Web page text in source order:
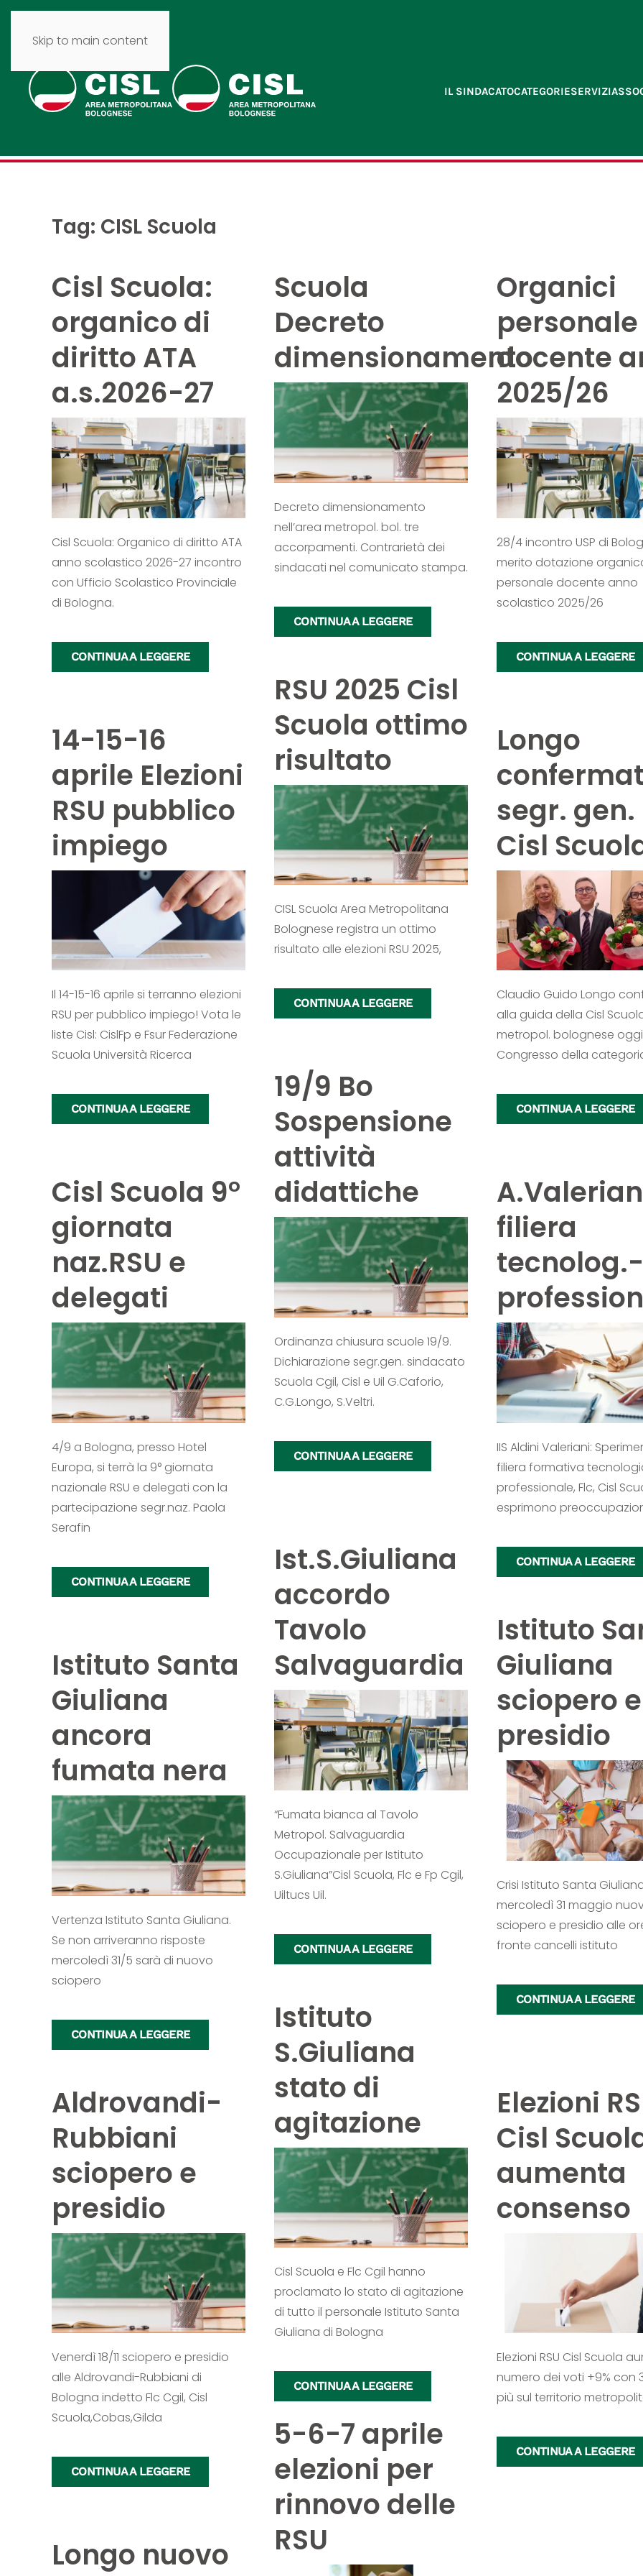
Skip to main content
IL SINDACATOCATEGORIESERVIZI
Tag: CISL Scuola
Cisl Scuola:
organico di
diritto ATA
a.s.2026-27
Cisl Scuola: Organico di diritto ATA
anno scolastico 2026-27 incontro
con Ufficio Scolastico Provinciale
di Bologna.
CONTINUA A LEGGERE
Scuola
Decreto
dimensionamento
Decreto dimensionamento
nell’area metropol. bol. tre
accorpamenti. Contrarietà dei
sindacati nel comunicato stampa.
CONTINUA A LEGGERE
Organici
personale
docente
2025/26
28/4 incontro USP di
merito dotazione
personale docente anno
scolastico 2025/26
CONTINUA A LEGGERE
RSU 2025 Cisl
Scuola ottimo
risultato
CISL Scuola Area Metropolitana
Bolognese registra un ottimo
risultato alle elezioni RSU 2025,
CONTINUA A LEGGERE
14-15-16
aprile Elezioni
RSU pubblico
impiego
Il 14-15-16 aprile si terranno elezioni
RSU per pubblico impiego! Vota le
liste Cisl: CislFp e Fsur Federazione
Scuola Università Ricerca
CONTINUA A LEGGERE
Longo
segr. gen.
Cisl
Claudio Guido Longo
alla guida della Cisl
metropol. bolognese oggi
Congresso della
CONTINUA A LEGGERE
19/9 Bo
Sospensione
attività
didattiche
Ordinanza chiusura scuole 19/9.
Dichiarazione segr.gen. sindacato
Scuola Cgil, Cisl e Uil G.Caforio,
C.G.Longo, S.Veltri.
CONTINUA A LEGGERE
Cisl Scuola 9°
giornata
naz.RSU e
delegati
4/9 a Bologna, presso Hotel
Europa, si terrà la 9° giornata
nazionale RSU e delegati con la
partecipazione segr.naz. Paola
Serafin
CONTINUA A LEGGERE
filiera
tecnolog.-
IIS Aldini Valeriani:
filiera formativa
professionale, Flc, Cisl
esprimono
CONTINUA A LEGGERE
Ist.S.Giuliana
accordo
Tavolo
Salvaguardia
“Fumata bianca al Tavolo
Metropol. Salvaguardia
Occupazionale per Istituto
S.Giuliana”Cisl Scuola, Flc e Fp Cgil,
Uiltucs Uil.
CONTINUA A LEGGERE
Istituto
Giuliana
sciopero e
presidio
Crisi Istituto Santa
mercoledì 31 maggio
sciopero e presidio alle
fronte cancelli istituto
CONTINUA A LEGGERE
Istituto Santa
Giuliana
ancora
fumata nera
Vertenza Istituto Santa Giuliana.
Se non arriveranno risposte
mercoledì 31/5 sarà di nuovo
sciopero
CONTINUA A LEGGERE
Istituto
S.Giuliana
stato di
agitazione
Cisl Scuola e Flc Cgil hanno
proclamato lo stato di agitazione
di tutto il personale Istituto Santa
Giuliana di Bologna
CONTINUA A LEGGERE
Aldrovandi-
Rubbiani
sciopero e
presidio
Venerdì 18/11 sciopero e presidio
alle Aldrovandi-Rubbiani di
Bologna indetto Flc Cgil, Cisl
Scuola,Cobas,Gilda
CONTINUA A LEGGERE
Elezioni
Cisl
aumenta
consenso
Elezioni RSU Cisl Scuola
numero dei voti +9% con 3
più sul territorio
CONTINUA A LEGGERE
5-6-7 aprile
elezioni per
rinnovo delle
RSU
Longo nuovo